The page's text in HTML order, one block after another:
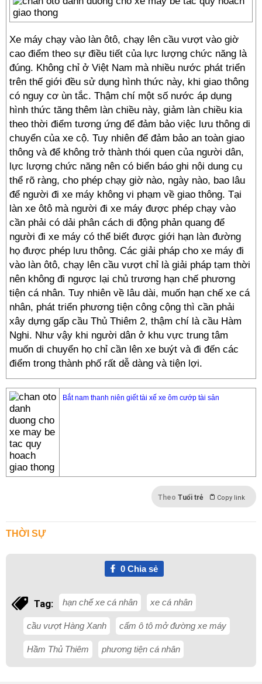
Xe máy chạy vào làn ôtô, chạy lên cầu vượt vào giờ
cao điểm theo sự điều tiết của lực lượng chức năng là
đúng. Không chỉ ở Việt Nam mà nhiều nước phát triển
trên thế giới đều sử dụng hình thức này, khi giao thông
có nguy cơ ùn tắc. Thậm chí một số nước áp dụng
hình thức tăng thêm làn chiều này, giảm làn chiều kia
theo thời điểm tương ứng để đảm bảo việc lưu thông di
chuyển của xe cộ. Tuy nhiên để đảm bảo an toàn giao
thông và để không trở thành thói quen của người dân,
lực lượng chức năng nên có biển báo ghi nội dung cụ
thể rõ ràng, cho phép chạy giờ nào, ngày nào, bao lâu
để người đi xe máy không vi phạm về giao thông. Tại
làn xe ôtô mà người đi xe máy được phép chạy vào
cần phải có dải phân cách di động phản quang để
người đi xe máy có thể biết được giới hạn làn đường
họ được phép lưu thông. Các giải pháp cho xe máy đi
vào làn ôtô, chạy lên cầu vượt chỉ là giải pháp tạm thời
nên không đi ngược lại chủ trương hạn chế phương
tiện cá nhân. Tuy nhiên về lâu dài, muốn hạn chế xe cá
nhân, phát triển phương tiện công cộng thì cần phải
xây dựng gấp cầu Thủ Thiêm 2, thậm chí là cầu Hàm
Nghi. Như vậy khi người dân ở khu vực trung tâm
muốn di chuyển họ chỉ cần lên xe buýt và đi đến các
điểm trong thành phố rất dễ dàng và tiện lợi.
Bắt nam thanh niên giết tài xế xe ôm cướp tài sản
Theo Tuổi trẻ Copy link
THỜI SỰ
0Chia sẻ
Tag: hạn chế xe cá nhân xe cá nhân
cầu vượt Hàng Xanh cấm ô tô mở đường xe máy
Hầm Thủ Thiêm phương tiện cá nhân